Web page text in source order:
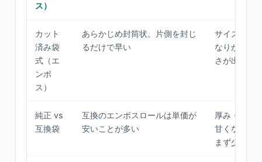
ス）
カット
済み袋
式（エ
ンボ
ス）
あらかじめ封筒状。片側を封じ
るだけで早い
サイズが固
なりがち。
さが出る
純正 vs
互換袋
互換のエンボスロールは単価が
安いことが多い
厚み・溝の
甘くなる個
まず少量で